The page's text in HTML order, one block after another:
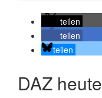
teilen
teilen
teilen
DAZ heute